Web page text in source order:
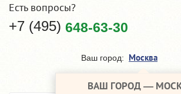
Есть вопросы?
+7 (495) 648-63-30
Ваш город: Москва
ВАШ ГОРОД —